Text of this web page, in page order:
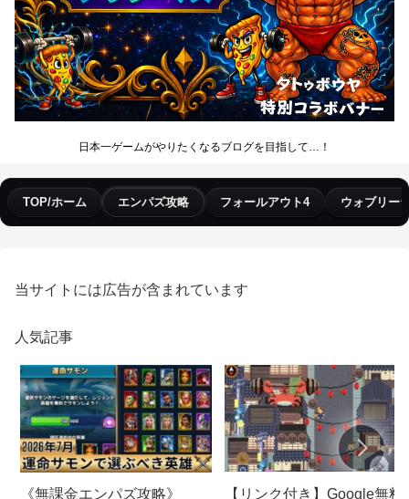
日本一ゲームがやりたくなるブログを目指して…！
TOP/ホーム エンパズ攻略 フォールアウト4 ウォブリー
当サイトには広告が含まれています
人気記事
《無課金エンパズ攻略》
【リンク付き】Google無料